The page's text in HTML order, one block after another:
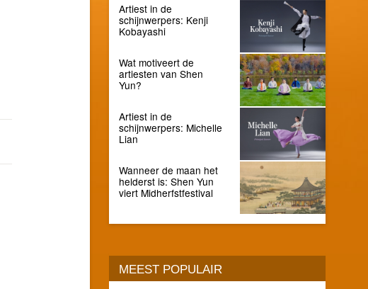
Artiest in de
schijnwerpers: Kenji
Kobayashi
Wat motiveert de
artiesten van Shen
Yun?
Artiest in de
schijnwerpers: Michelle
Lian
Wanneer de maan het
helderst is: Shen Yun
viert Midherfstfestival
MEEST POPULAIR